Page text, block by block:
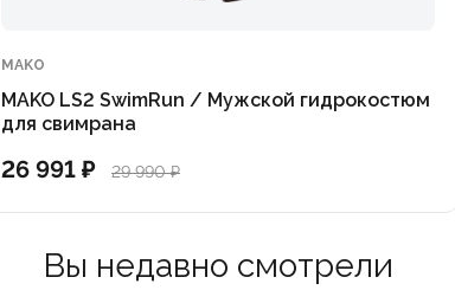
MAKO
MAKO LS2 SwimRun / Мужской гидрокостюм
для свимрана
26 991 ₽ 29 990 ₽
Вы недавно смотрели